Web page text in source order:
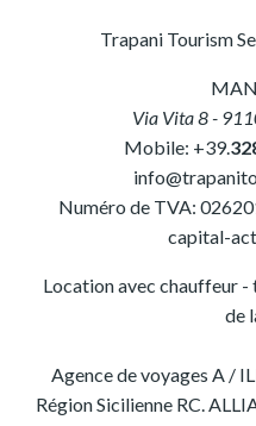
Trapani Tourism
Via Vita 8-
Mobile: +39.
Numéro de TVA:
capital-
Location avec chauffeur
de
Agence de voyages A /
Région Sicilienne RC.